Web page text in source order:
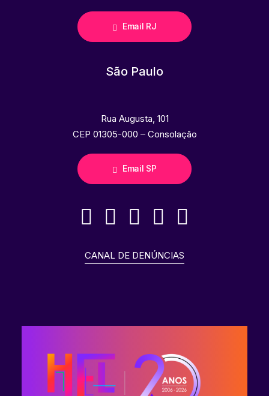
Email RJ
São Paulo
Rua Augusta, 101
CEP 01305-000 – Consolação
Email SP
CANAL DE DENÚNCIAS